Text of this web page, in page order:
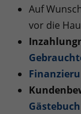
Auf
vor die
Gästebuch